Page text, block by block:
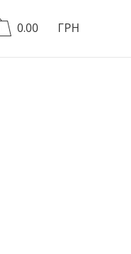
0.00 ГРН